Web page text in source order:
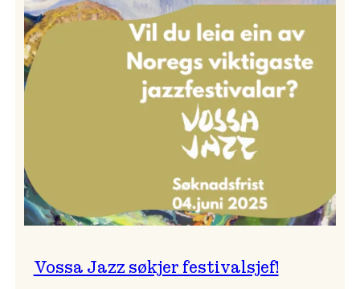
Vossa Jazz søkjer festivalsjef!